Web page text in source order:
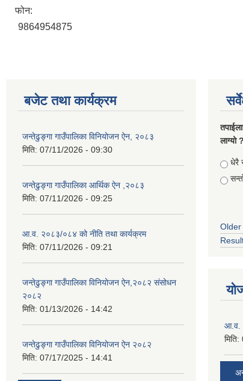
फोन:
9864954875
बजेट तथा कार्यक्रम
जन्तेढुङ्गा गाउँपालिका विनियोजन ऐन, २०८३
मिति: 07/11/2026 - 09:30
जन्तेढुङ्गा गाउँपालिका आर्थिक ऐन ,२०८३
मिति: 07/11/2026 - 09:25
आ.व. २०८३/०८४ को नीति तथा कार्यक्रम
मिति: 07/11/2026 - 09:21
जन्तेढुङ्गा गाउँपालिका विनियोजन ऐन,२०८२ संसोधन
२०८२
मिति: 01/13/2026 - 14:42
जन्तेढुङ्गा गाउँपालिका विनियोजन ऐन २०८२
मिति: 07/17/2025 - 14:41
लाग्यो ?
धेरै
Older
आ.व.
मिति: